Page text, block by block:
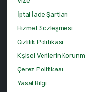
İptal İade Şartları
Hizmet Sözleşmesi
Gizlilik Politikası
Kişisel Verilerin
Çerez Politikası
Yasal Bilgi